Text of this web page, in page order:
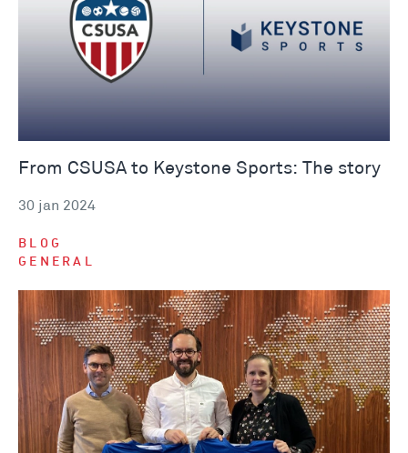
From CSUSA to Keystone Sports: The story
30 jan 2024
BLOG
GENERAL